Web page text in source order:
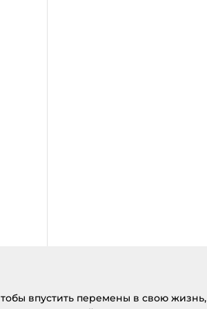
впустить перемены в свою жизнь,